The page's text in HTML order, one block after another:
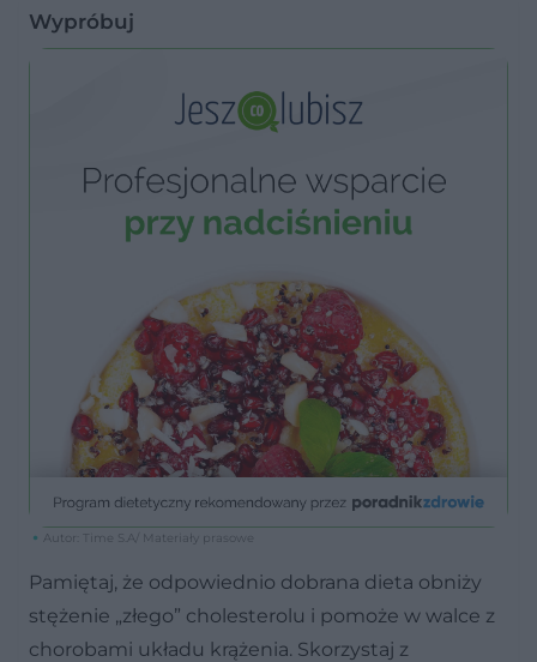
Wypróbuj
Autor: Time S.A/ Materiały prasowe
Pamiętaj, że odpowiednio dobrana dieta obniży
stężenie „złego” cholesterolu i pomoże w walce z
chorobami układu krążenia. Skorzystaj z